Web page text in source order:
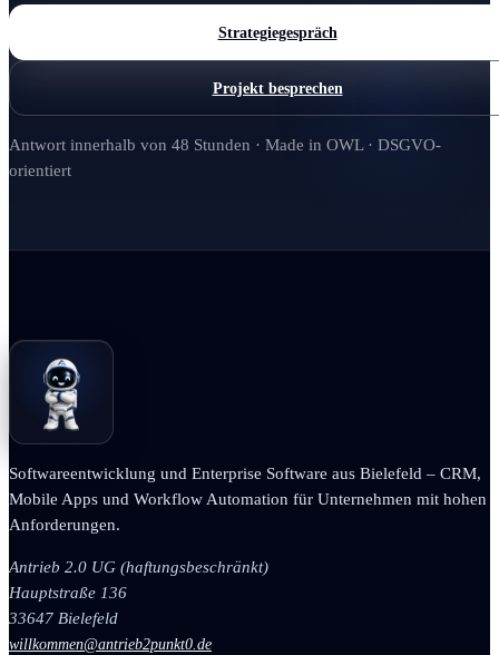
Strategiegespräch
Projekt besprechen
Antwort innerhalb von 48 Stunden · Made in OWL · DSGVO-
orientiert
Softwareentwicklung und Enterprise Software aus Bielefeld – CRM,
Mobile Apps und Workflow Automation für Unternehmen mit hohen
Anforderungen.
Antrieb 2.0 UG (haftungsbeschränkt)
Hauptstraße 136
33647 Bielefeld
willkommen@antrieb2punkt0.de